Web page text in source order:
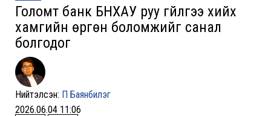
Голомт банк БНХАУ руу гүйлгээ хийх
хамгийн өргөн боломжийг санал
болгодог
Нийтэлсэн: П Баянбилэг
2026.06.04 11:06